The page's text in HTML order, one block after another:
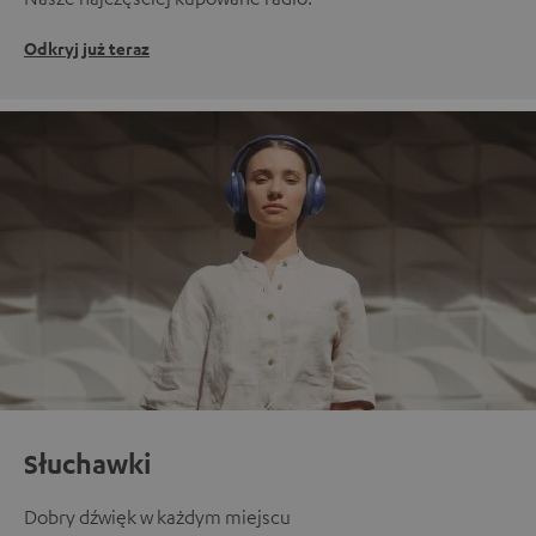
Odkryj już teraz
Słuchawki
Dobry dźwięk w każdym miejscu